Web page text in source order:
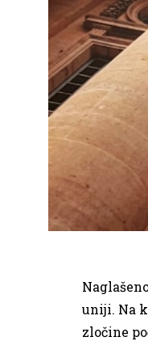
uniji. Na
zločine